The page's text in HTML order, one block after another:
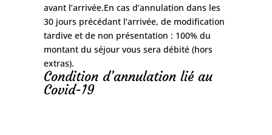
avant l’arrivée.En cas d’annulation dans les
30 jours précédant l’arrivée, de modification
tardive et de non présentation : 100% du
montant du séjour vous sera débité (hors
extras).
Condition d’annulation lié au
Covid-19